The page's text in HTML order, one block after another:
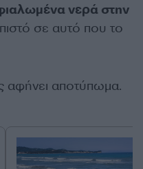
νερά στην
σε αυτό που το
αφήνει αποτύπωμα.